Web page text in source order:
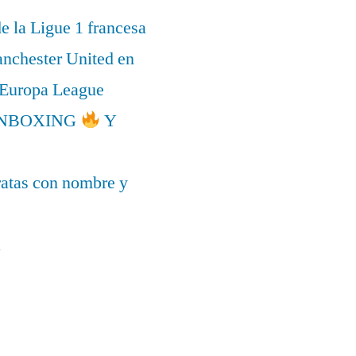
la Ligue 1 francesa
United en
League
Y
con nombre y